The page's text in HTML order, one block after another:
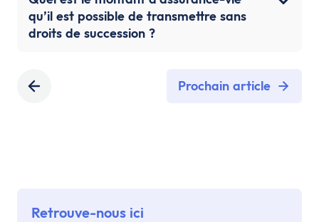
qu’il est possible de transmettre sans
droits de succession ?
Prochain article
Retrouve-nous ici